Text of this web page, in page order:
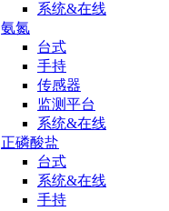
系统&在线
氨氮
台式
手持
传感器
监测平台
系统&在线
正磷酸盐
台式
系统&在线
手持